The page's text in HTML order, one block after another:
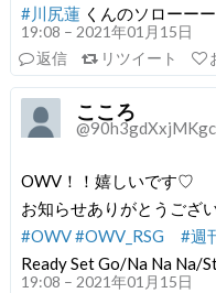
#川尻蓮くんのソローー
19:08 – 2021年01月15日
返信
リツイート
こころ
OWV！！嬉しいです♡
お知らせありがとうござ
#OWV#OWV_RSG
#週
Ready Set Go/Na Na Na/
19:08 – 2021年01月15日